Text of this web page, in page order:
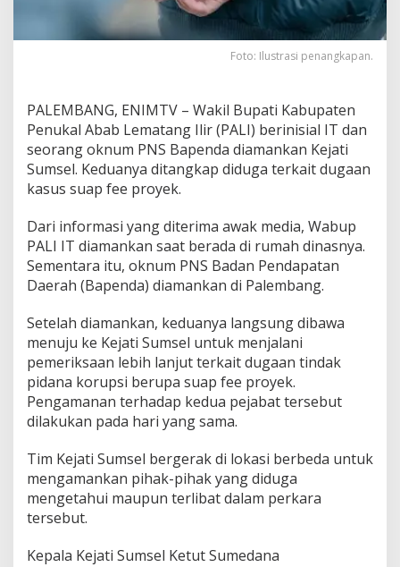
S
B
a
d
a
D
i
t
g
k
a
p
K
i
S
u
m
s
l
Foto: Ilustrasi penangkapan.
PALEMBANG, ENIMTV – Wakil Bupati Kabupaten
Penukal Abab Lematang Ilir (PALI) berinisial IT dan
seorang oknum PNS Bapenda diamankan Kejati
Sumsel. Keduanya ditangkap diduga terkait dugaan
kasus suap fee proyek.
Dari informasi yang diterima awak media, Wabup
PALI IT diamankan saat berada di rumah dinasnya.
Sementara itu, oknum PNS Badan Pendapatan
Daerah (Bapenda) diamankan di Palembang.
Setelah diamankan, keduanya langsung dibawa
menuju ke Kejati Sumsel untuk menjalani
pemeriksaan lebih lanjut terkait dugaan tindak
pidana korupsi berupa suap fee proyek.
Pengamanan terhadap kedua pejabat tersebut
dilakukan pada hari yang sama.
Tim Kejati Sumsel bergerak di lokasi berbeda untuk
mengamankan pihak-pihak yang diduga
mengetahui maupun terlibat dalam perkara
tersebut.
Kepala Kejati Sumsel Ketut Sumedana